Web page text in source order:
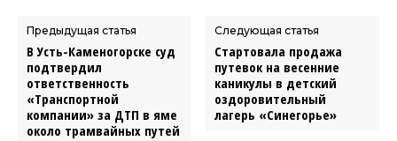
Предыдущая статья
В Усть-Каменогорске суд
подтвердил
ответственность
«Транспортной
компании» за ДТП в яме
около трамвайных путей
Следующая статья
Стартовала продажа
путевок на весенние
каникулы в детский
оздоровительный
лагерь «Синегорье»